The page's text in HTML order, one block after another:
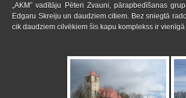
„AKM” vadītāju Pēteri Zvauni, pārapbedīšanas
Edgaru Skreiju un daudziem citiem. Bez sniegtā
cik daudziem cilvēkiem šis kapu komplekss ir